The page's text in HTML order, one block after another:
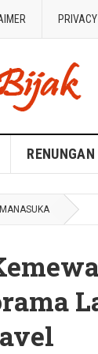
RENUNGAN
MANASUKA